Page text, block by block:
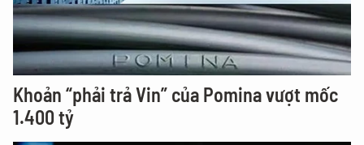
Khoản “phải trả Vin” của Pomina vượt mốc
1.400 tỷ